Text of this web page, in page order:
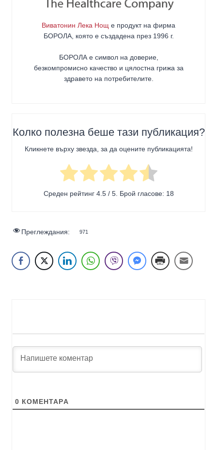
Виватонин Лека Нощ е продукт на фирма
БОРОЛА, която е създадена през 1996 г.
БОРОЛА е символ на доверие,
безкомпромисно качество и цялостна грижа за
здравето на потребителите.
Колко полезна беше тази публикация?
Кликнете върху звезда, за да оцените публикацията!
Среден рейтинг 4.5/ 5. Брой гласове: 18
Преглеждания: 971
0 КОМЕНТАРA